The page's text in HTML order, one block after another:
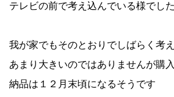
テレビの前で考え込んでいる様でした
我が家でもそのとおりでしばらく考
あまり大きいのではありませんが購
納品は１２月末頃になるそうです